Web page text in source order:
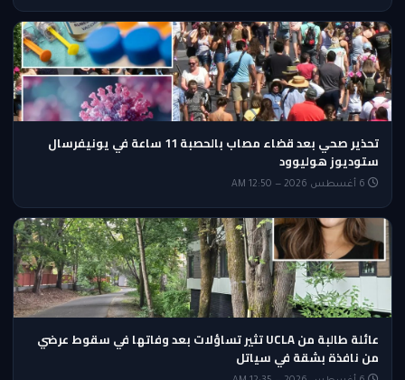
تحذير صحي بعد قضاء مصاب بالحصبة 11 ساعة في يونيفرسال
ستوديوز هوليوود
عائلة طالبة من UCLA تثير تساؤلات بعد وفاتها في سقوط عرضي
من نافذة بشقة في سياتل